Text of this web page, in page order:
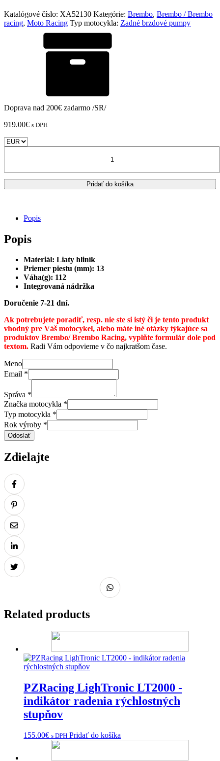
Katalógové číslo: XA52130 Kategórie: Brembo, Brembo / Brembo
racing, Moto Racing Typ motocykla: Zadné brzdové pumpy
Doprava nad 200€ zadarmo /SR/
919.00€ s DPH
integrovanou
nádržkou
XA52130
Pridať do košíka
Popis
Popis
Materiál: Liaty hliník
Priemer piestu (mm): 13
Váha(g): 112
Integrovaná nádržka
Doručenie 7-21 dní.
Ak potrebujete poradiť, resp. nie ste si istý či je tento produkt
vhodný pre Váš motocykel, alebo máte iné otázky týkajúce sa
produktov Brembo/ Brembo Racing, vyplňte formulár dole pod
textom. Radi Vám odpovieme v čo najkratšom čase.
Meno
Email *
Správa *
Značka motocykla *
Typ motocykla *
Rok výroby *
Odoslať
Zdielajte
Related products
PZRacing LighTronic LT2000 -
indikátor radenia rýchlostných
stupňov
155.00€ s DPH Pridať do košíka